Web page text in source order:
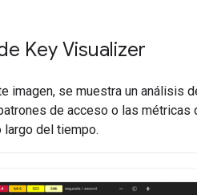
Key Visualizer
imagen, se muestra un análisis
de acceso o las métricas
largo del tiempo.